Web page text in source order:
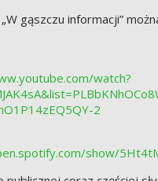
gąszczu informacji”
watch?
2
show/